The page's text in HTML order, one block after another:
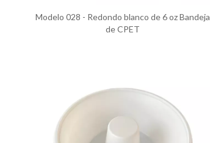
Modelo 028 - Redondo blanco de 6 oz Bandeja
de CPET